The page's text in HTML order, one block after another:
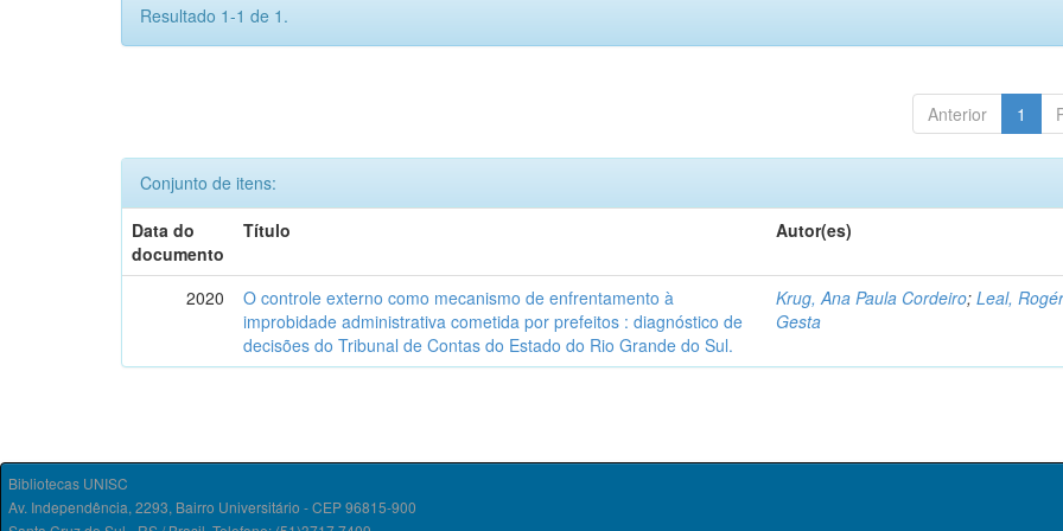
Resultado 1-1 de 1.
Anterior 1
Conjunto de itens:
Data do
documento
Título Autor(es)
2020
O controle externo como mecanismo de enfrentamento à
improbidade administrativa cometida por prefeitos : diagnóstico de
decisões do Tribunal de Contas do Estado do Rio Grande do Sul.
Krug, Ana Paula Cordeiro;Leal,
Gesta
Bibliotecas UNISC
Av. Independência, 2293, Bairro Universitário - CEP 96815-900